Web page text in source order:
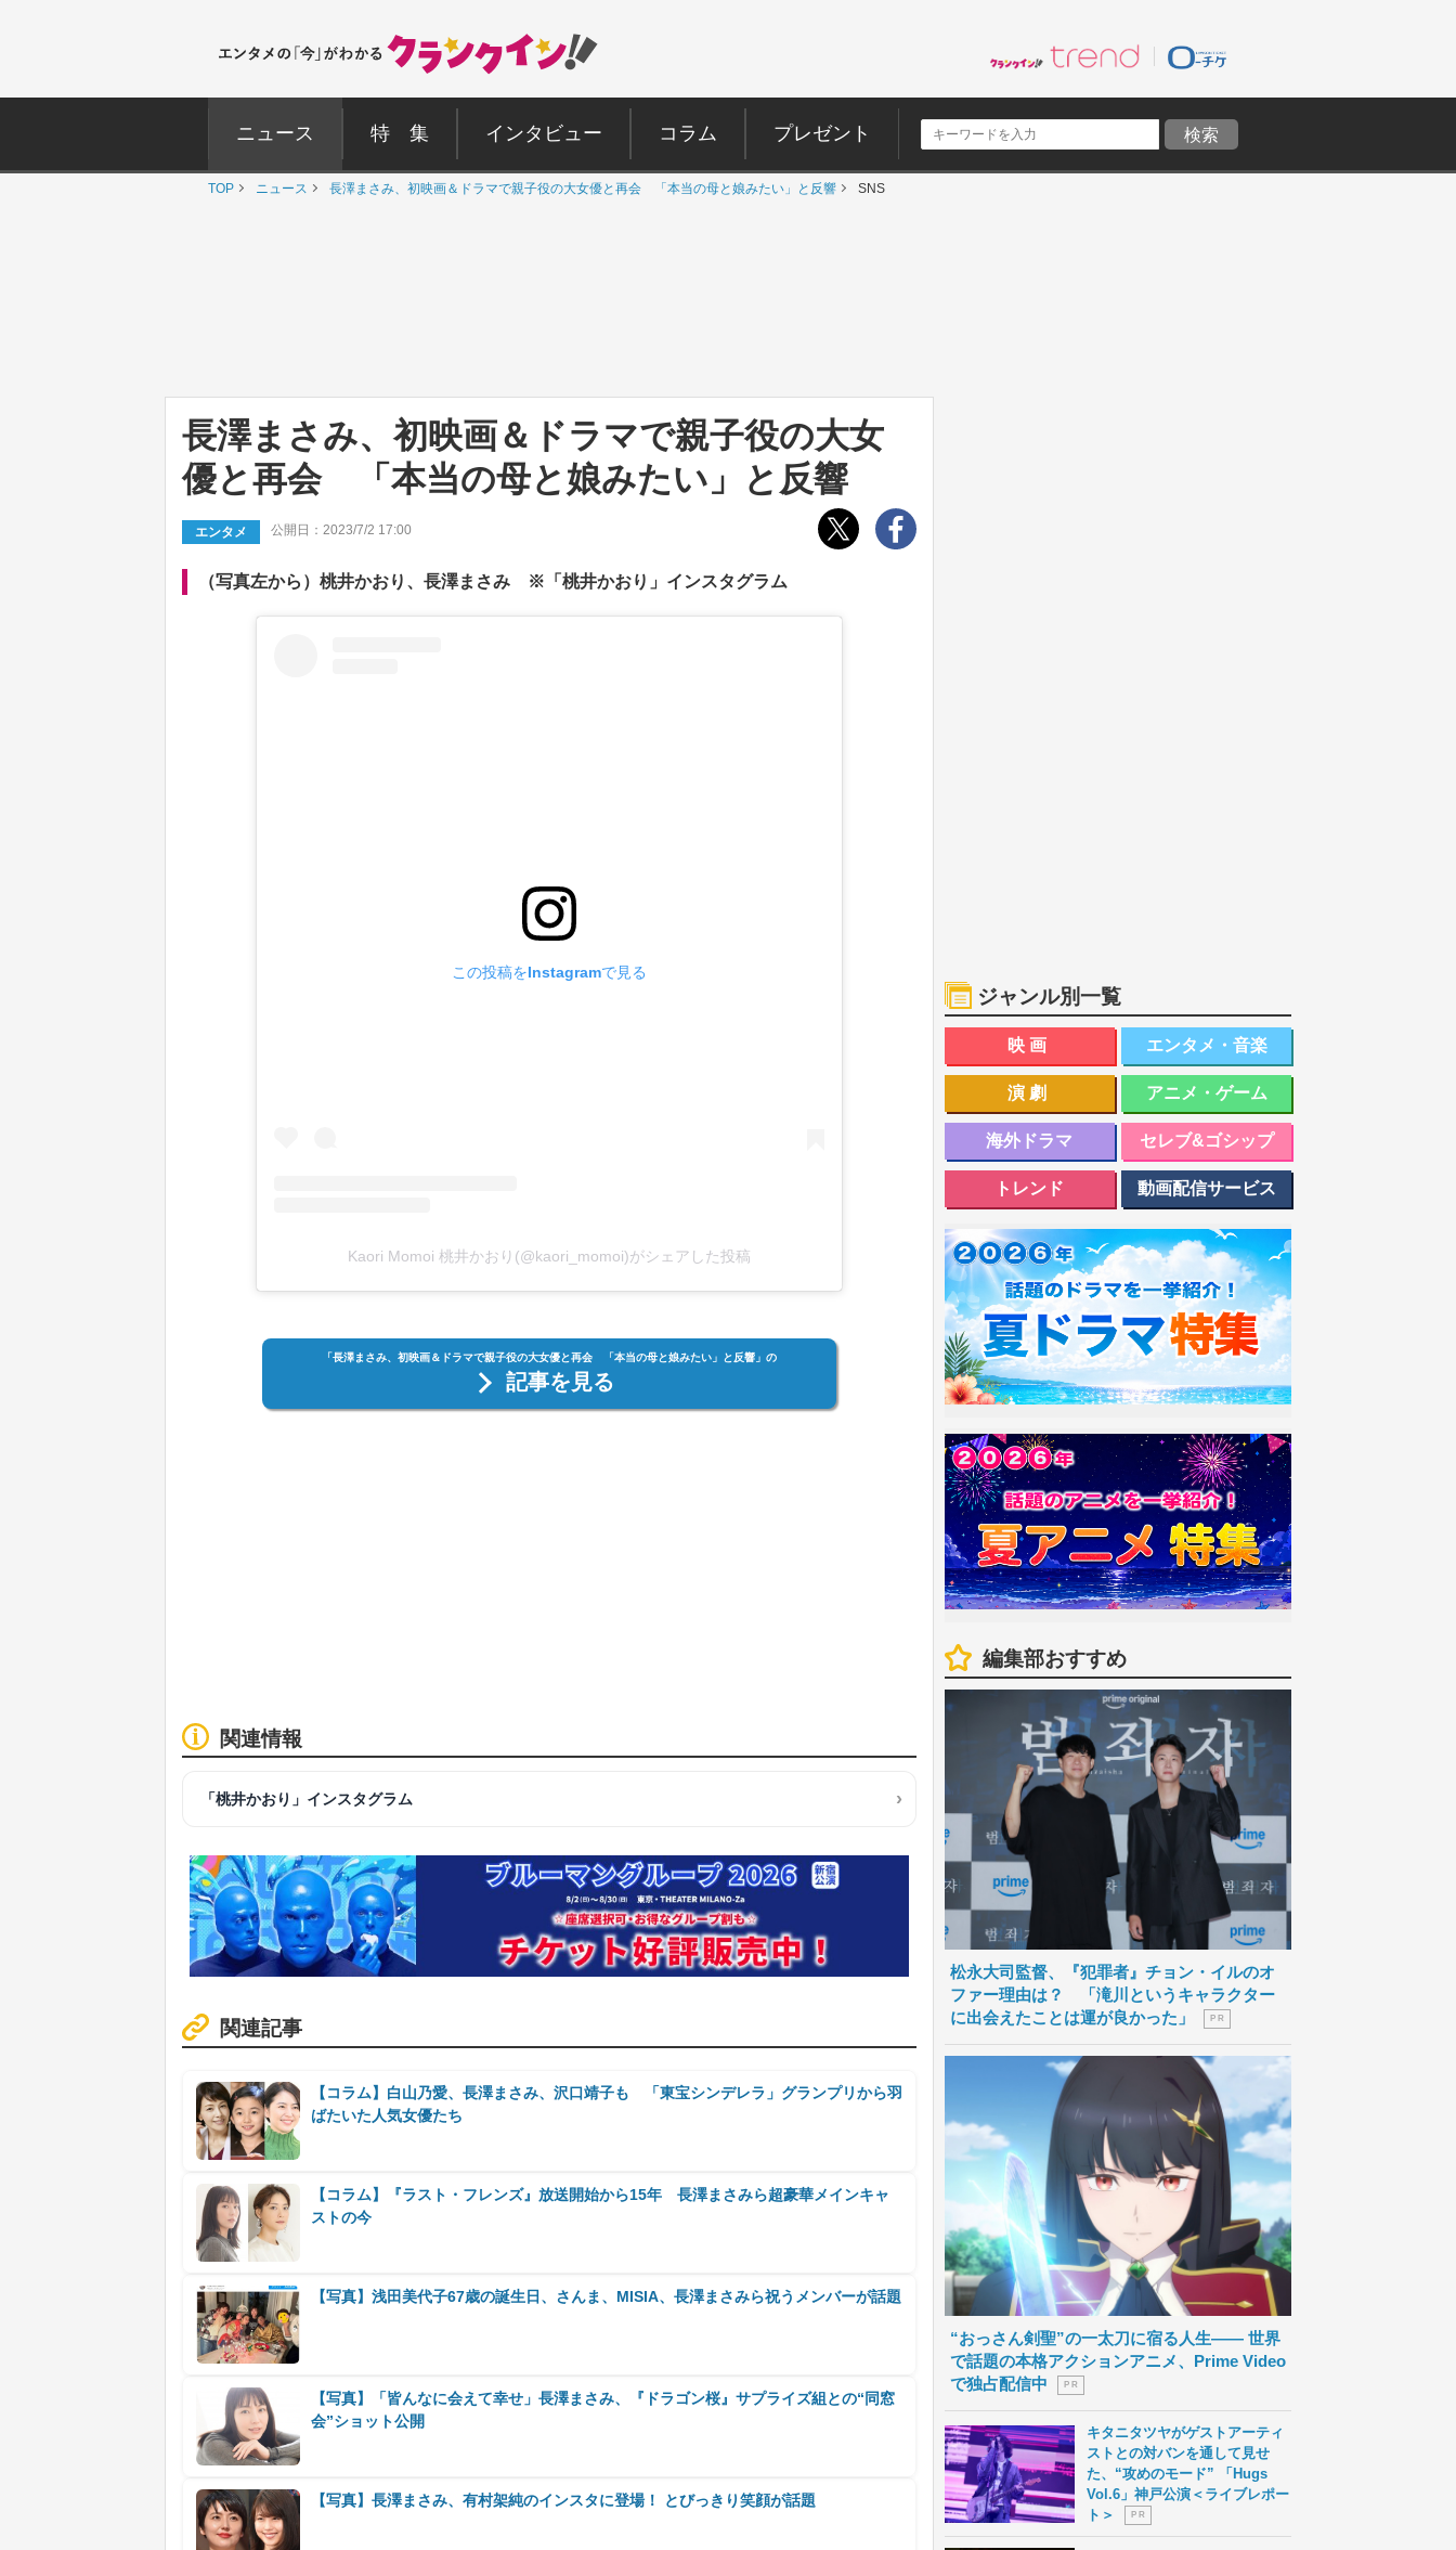
ニュース 特 集 インタビュー コラム プレゼント
TOP ニュース 長澤まさみ、初映画＆ドラマで親子役の大女優と再会 「本当の母と娘みたい」と反響 SNS
長澤まさみ、初映画＆ドラマで親子役の大女
優と再会 「本当の母と娘みたい」と反響
エンタメ 公開日：2023/7/2 17:00
（写真左から）桃井かおり、長澤まさみ ※「桃井かおり」インスタグラム
この投稿をInstagramで見る
Kaori Momoi 桃井かおり(@kaori_momoi)がシェアした投稿
「長澤まさみ、初映画＆ドラマで親子役の大女優と再会 「本当の母と娘みたい」と反響」の
記事を見る
関連情報
「桃井かおり」インスタグラム
関連記事
【コラム】白山乃愛、長澤まさみ、沢口靖子も 「東宝シンデレラ」グランプリから羽
ばたいた人気女優たち
【コラム】『ラスト・フレンズ』放送開始から15年 長澤まさみら超豪華メインキャ
ストの今
【写真】浅田美代子67歳の誕生日、さんま、MISIA、長澤まさみら祝うメンバーが話題
【写真】「皆んなに会えて幸せ」長澤まさみ、『ドラゴン桜』サプライズ組との“同窓
会”ショット公開
【写真】長澤まさみ、有村架純のインスタに登場！ とびっきり笑顔が話題
ジャンル別一覧
映画 エンタメ・音楽
演劇 アニメ・ゲーム
海外ドラマ セレブ&ゴシップ
トレンド 動画配信サービス
編集部おすすめ
松永大司監督、『犯罪者』チョン・イルのオ
ファー理由は？ 「滝川というキャラクター
に出会えたことは運が良かった」
P R
“おっさん剣聖”の一太刀に宿る人生―― 世界
で話題の本格アクションアニメ、Prime Video
で独占配信中
P R
キタニタツヤがゲストアーティ
ストとの対バンを通して見せ
た、“攻めのモード” 「Hugs
Vol.6」神戸公演＜ライブレポー
ト＞
P R